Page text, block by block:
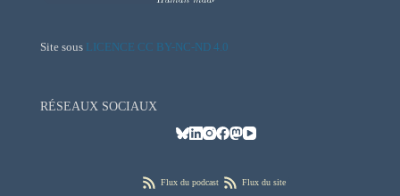
Site sous LICENCE CC BY-NC-ND 4.0
RÉSEAUX SOCIAUX
Flux du podcast Flux du site